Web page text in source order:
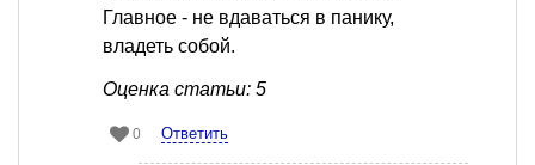
Главное - не вдаваться в панику,
владеть собой.
Оценка статьи: 5
0 Ответить